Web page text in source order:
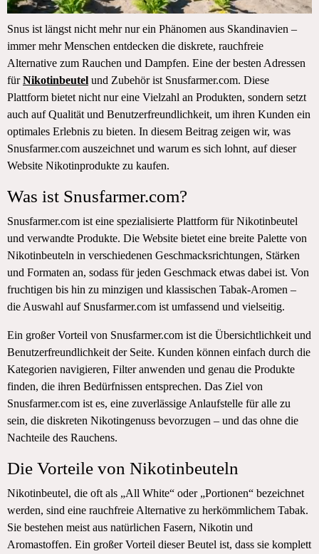
Snus ist längst nicht mehr nur ein Phänomen aus Skandinavien –
immer mehr Menschen entdecken die diskrete, rauchfreie
Alternative zum Rauchen und Dampfen. Eine der besten Adressen
fürNikotinbeutel und Zubehör ist Snusfarmer.com. Diese
Plattform bietet nicht nur eine Vielzahl an Produkten, sondern setzt
auch auf Qualität und Benutzerfreundlichkeit, um ihren Kunden ein
optimales Erlebnis zu bieten. In diesem Beitrag zeigen wir, was
Snusfarmer.com auszeichnet und warum es sich lohnt, auf dieser
Website Nikotinprodukte zu kaufen.
Was ist Snusfarmer.com?
Snusfarmer.com ist eine spezialisierte Plattform für Nikotinbeutel
und verwandte Produkte. Die Website bietet eine breite Palette von
Nikotinbeuteln in verschiedenen Geschmacksrichtungen, Stärken
und Formaten an, sodass für jeden Geschmack etwas dabei ist. Von
fruchtigen bis hin zu minzigen und klassischen Tabak-Aromen –
die Auswahl auf Snusfarmer.com ist umfassend und vielseitig.
Ein großer Vorteil von Snusfarmer.com ist die Übersichtlichkeit und
Benutzerfreundlichkeit der Seite. Kunden können einfach durch die
Kategorien navigieren, Filter anwenden und genau die Produkte
finden, die ihren Bedürfnissen entsprechen. Das Ziel von
Snusfarmer.com ist es, eine zuverlässige Anlaufstelle für alle zu
sein, die diskreten Nikotingenuss bevorzugen – und das ohne die
Nachteile des Rauchens.
Die Vorteile von Nikotinbeuteln
Nikotinbeutel, die oft als „All White“ oder „Portionen“ bezeichnet
werden, sind eine rauchfreie Alternative zu herkömmlichem Tabak.
Sie bestehen meist aus natürlichen Fasern, Nikotin und
Aromastoffen. Ein großer Vorteil dieser Beutel ist, dass sie komplett